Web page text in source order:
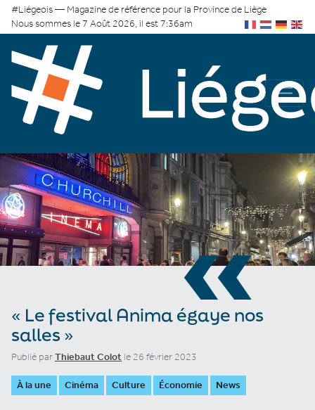
#Liégeois — Magazine de référence pour la Province de Liège
Nous sommes le 7 Août 2026, il est 7:36am
«
« Le festival Anima égaye nos
salles »
Publié parThiebaut Colot le 26 février 2023
À la une Cinéma Culture Économie News